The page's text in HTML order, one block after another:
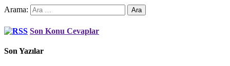
Arama:
Son Konu Cevaplar
Son Yazılar